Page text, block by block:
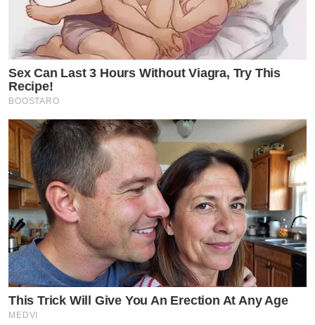
by TVPOOL ONLINE
Sex Can Last 3 Hours Without Viagra, Try This
Recipe!
BOOSTARO
This Trick Will Give You An Erection At Any Age
MEDVI